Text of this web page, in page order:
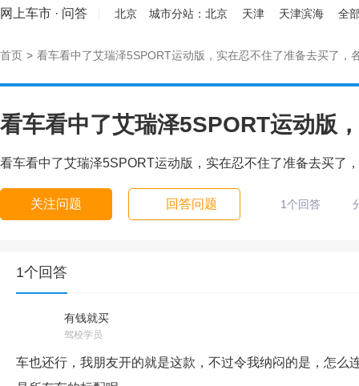
网上车市 · 问答 北京 城市分站： 北京 天津 天津滨海 全
首页 > 看车看中了艾瑞泽5SPORT运动版，实在忍不住了准备去买了，
看车看中了艾瑞泽5SPORT运动版，实在忍不住了准备去买了
关注问题 回答问题 1个回答
1个回答
有钱就买
驾校学员
车也还行，我朋友开的就是这款，不过令我纳闷的是，怎